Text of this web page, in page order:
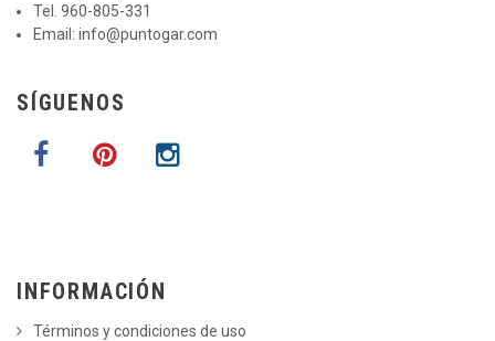
Tel. 960-805-331
Email: info@puntogar.com
SÍGUENOS
INFORMACIÓN
Términos y condiciones de uso